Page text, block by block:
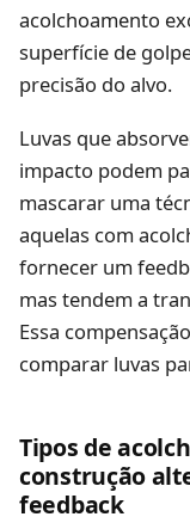
acolchoamento
superfície de
precisão do alvo.
Luvas que
impacto podem
mascarar uma
aquelas com
fornecer um
mas tendem a
Essa
comparar luvas
Tipos de
construção
feedback